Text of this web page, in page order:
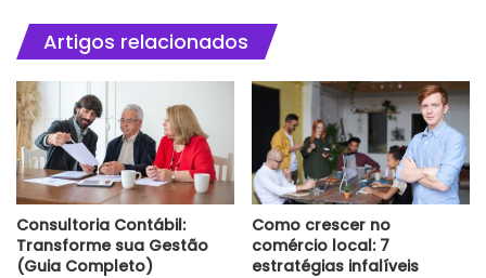
Artigos relacionados
Consultoria Contábil:
Transforme sua Gestão
(Guia Completo)
Como crescer no
comércio local: 7
estratégias infalíveis